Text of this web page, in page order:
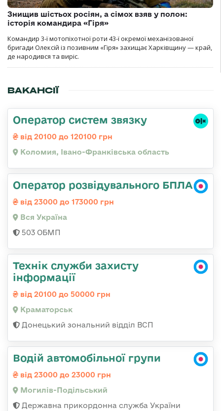
Знищив шістьох росіян, а сімох взяв у полон:
історія командира «Гіря»
Командир 3-ї мотопіхотної роти 43-ї окремої механізованої
бригади Олексій із позивним «Гіря» захищає Харківщину — край,
де народився та виріс.
ВАКАНСІЇ
Оператор систем звязку
від 20100 до 120100 грн
Коломия, Івано-Франківська область
Оператор розвідувального БПЛА
від 23000 до 173000 грн
Вся Україна
503 ОБМП
Технік служби захисту
інформації
від 20100 до 50000 грн
Краматорськ
Донецький зональний відділ ВСП
Водій автомобільної групи
від 23000 до 23000 грн
Могилів-Подільський
Державна прикордонна служба України